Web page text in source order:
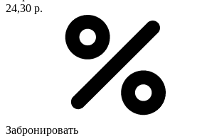
24,30 р.
Забронировать